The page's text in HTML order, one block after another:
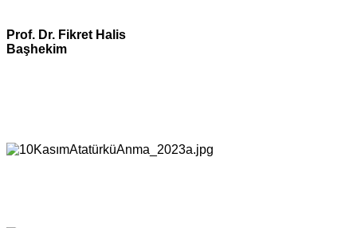
Prof. Dr. Fikret Halis
Başhekim